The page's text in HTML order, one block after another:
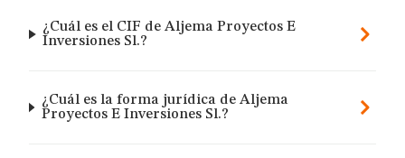
¿Cuál es el CIF de Aljema Proyectos E
Inversiones Sl.?
¿Cuál es la forma jurídica de Aljema
Proyectos E Inversiones Sl.?